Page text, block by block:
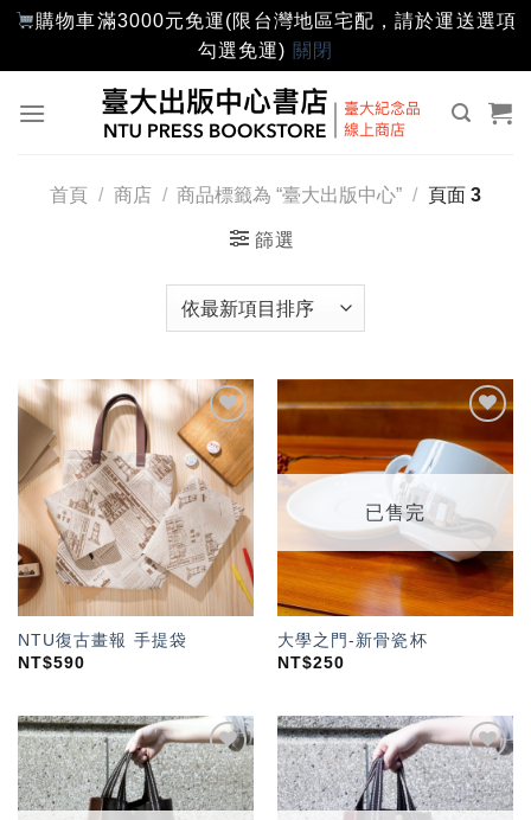
購物車滿3000元免運(限台灣地區宅配，請於運送選項
勾選免運) 關閉
首頁 / 商店 / 商品標籤為 “臺大出版中心” / 頁面 3
篩選
加入
「願
望輕
單」
NTU復古畫報 手提袋
NT$590
加入
「願
望輕
已售完
大學之門-新骨瓷杯
NT$250
加入
「願
望輕
加入
「願
望輕